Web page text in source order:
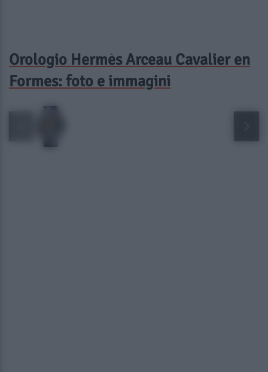
Orologio Hermès Arceau Cavalier en
Formes: foto e immagini